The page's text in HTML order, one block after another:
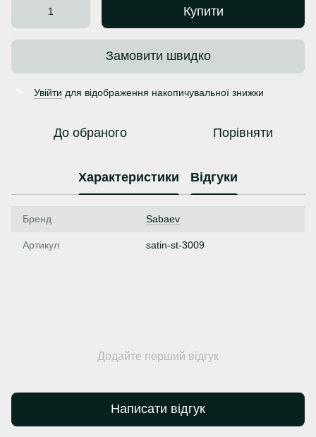
Купити
Замовити швидко
Увійти для відображення накопичувальної знижки
До обраного Порівняти
Характеристики Відгуки
Бренд Sabaev
Артикул satin-st-3009
Додайте перший відгук
Написати відгук